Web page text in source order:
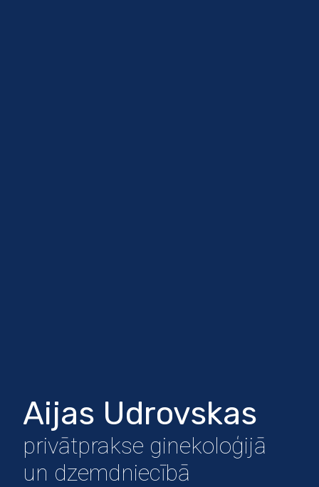
Aijas Udrovskas
privātprakse ginekoloģijā
un dzemdniecībā